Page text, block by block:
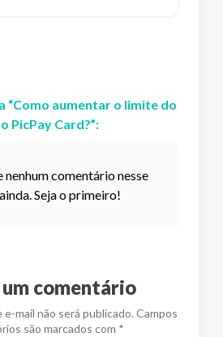
“Como aumentar o limite do
PicPay Card?”:
nenhum comentário nesse
Seja o primeiro!
comentário
mail não será publicado. Campos
são marcados com *